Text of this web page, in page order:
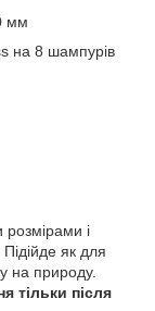
мм
на 8 шампурів
розмірами і
як для
на природу.
тільки після